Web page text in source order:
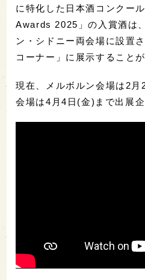
に特化した日本酒コンクー
Awards 2025」の入賞酒は
ン・シドニー両会場に設置
コーナー」に展示することが
現在、メルボルン会場は2
会場は4月4日(金)まで出展企